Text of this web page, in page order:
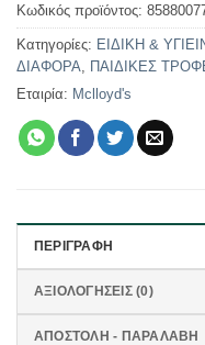
Κωδικός προϊόντος:
Κατηγορίες: ΕΙΔΙΚΗ &
ΔΙΑΦΟΡΑ
ΠΑΙΔΙΚΕΣ
Εταιρία: Mclloyd's
ΠΕΡΙΓΡΑΦΉ
ΑΞΙΟΛΟΓΉΣΕΙΣ (0)
ΑΠΟΣΤΟΛΗ - ΠΑΡΑΛΑΒΗ